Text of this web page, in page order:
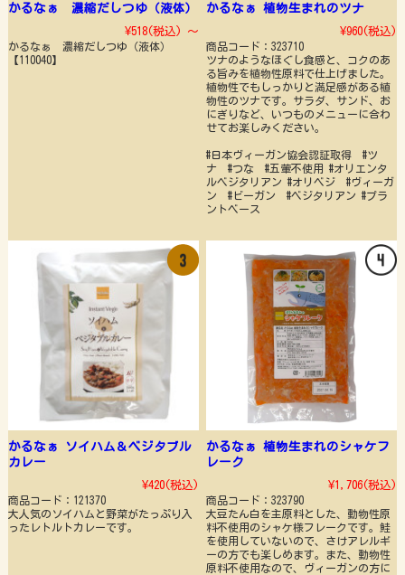
かるなぁ 濃縮だしつゆ（液体）
¥518(税込) ～
かるなぁ 濃縮だしつゆ（液体）
【110040】
かるなぁ 植物生まれのツナ
¥960(税込)
商品コード：323710
ツナのようなほぐし食感と、コクのあ
る旨みを植物性原料で仕上げました。
植物性でもしっかりと満足感がある植
物性のツナです。サラダ、サンド、お
にぎりなど、いつものメニューに合わ
せてお楽しみください。
#日本ヴィーガン協会認証取得 #ツ
ナ #つな #五葷不使用 #オリエンタ
ルベジタリアン #オリベジ #ヴィーガ
ン #ビーガン #ベジタリアン #プラ
ントベース
かるなぁ ソイハム＆ベジタブル
カレー
¥420(税込)
商品コード：121370
大人気のソイハムと野菜がたっぷり入
ったレトルトカレーです。
かるなぁ 植物生まれのシャケフ
レーク
¥1,706(税込)
商品コード：323790
大豆たん白を主原料とした、動物性原
料不使用のシャケ様フレークです。鮭
を使用していないので、さけアレルギ
ーの方でも楽しめます。また、動物性
原料不使用なので、ヴィーガンの方に